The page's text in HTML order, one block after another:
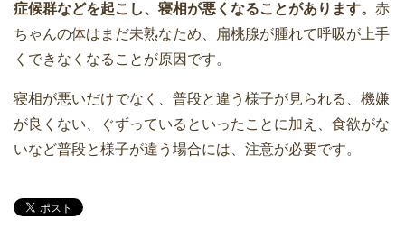
症候群などを起こし、寝相が悪くなることがあります。 赤
ちゃんの体はまだ未熟なため、扁桃腺が腫れて呼吸が上手
くできなくなることが原因です。
寝相が悪いだけでなく、普段と違う様子が見られる、機嫌
が良くない、ぐずっているといったことに加え、食欲がな
いなど普段と様子が違う場合には、注意が必要です。